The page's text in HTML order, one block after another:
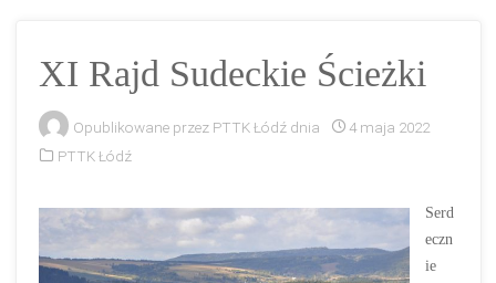
XI Rajd Sudeckie Ścieżki
Opublikowane przez PTTK Łódź dnia
4 maja 2022
PTTK Łódź
Serd
eczn
ie